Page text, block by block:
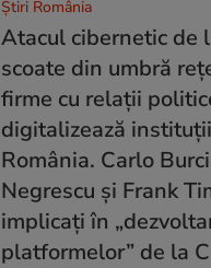
Știri România
Atacul cibernetic de
scoate din umbră
firme cu relații
digitalizează
România. Carlo
Negrescu și Frank
implicați în
platformelor” de la